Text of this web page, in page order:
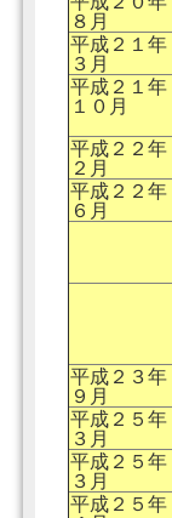
８月
平成２１年
３月
平成２１年
１０月
平成２２年
２月
平成２２年
６月
平成２３年
９月
平成２５年
３月
平成２５年
３月
平成２５年